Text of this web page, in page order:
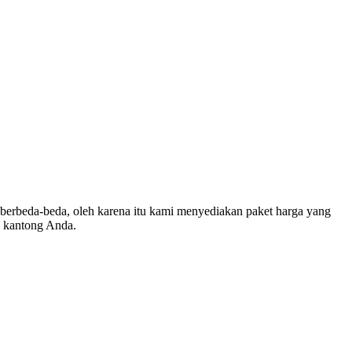
beda, oleh karena itu kami menyediakan paket harga yang
Anda.